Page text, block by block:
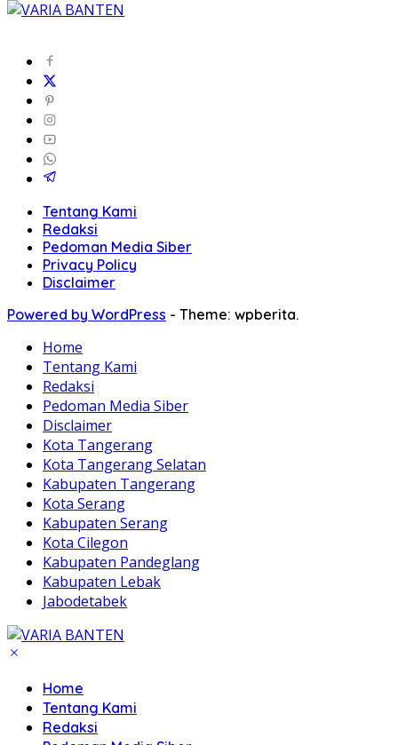
Tentang Kami
Redaksi
Pedoman Media Siber
Privacy Policy
Disclaimer
Powered by WordPress - Theme: wpberita.
Home
Tentang Kami
Redaksi
Pedoman Media Siber
Disclaimer
Kota Tangerang
Kota Tangerang Selatan
Kabupaten Tangerang
Kota Serang
Kabupaten Serang
Kota Cilegon
Kabupaten Pandeglang
Kabupaten Lebak
Jabodetabek
Home
Tentang Kami
Redaksi